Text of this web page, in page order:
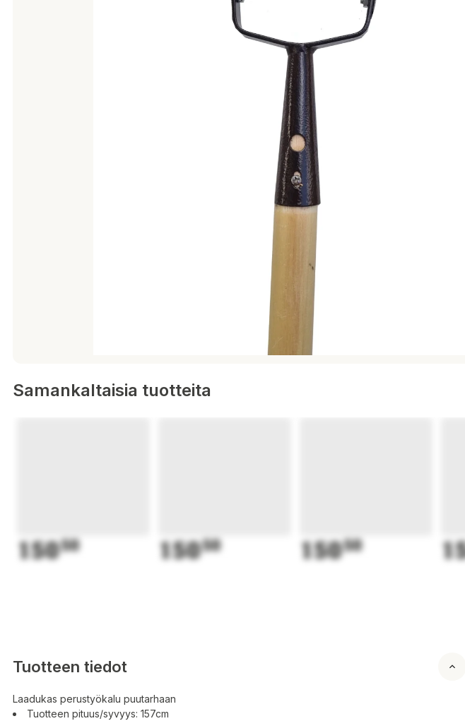
Samankaltaisia tuotteita
15050 15050 15050
Tuotteen tiedot
Laadukas perustyökalu puutarhaan
Tuotteen pituus/syvyys: 157cm